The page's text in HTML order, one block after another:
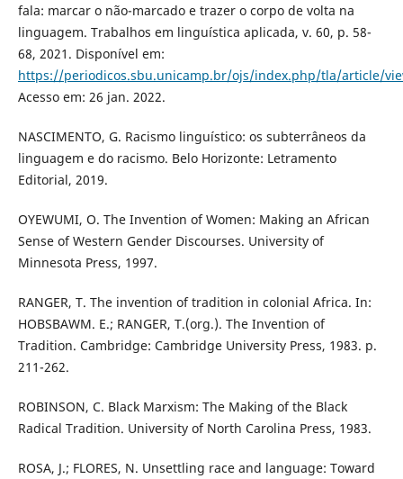
fala: marcar o não-marcado e trazer o corpo de volta na
linguagem. Trabalhos em linguística aplicada, v. 60, p. 58-
68, 2021. Disponível em:
https://periodicos.sbu.unicamp.br/ojs/index.php/tla/article/
Acesso em: 26 jan. 2022.
NASCIMENTO, G. Racismo linguístico: os subterrâneos da
linguagem e do racismo. Belo Horizonte: Letramento
Editorial, 2019.
OYEWUMI, O. The Invention of Women: Making an African
Sense of Western Gender Discourses. University of
Minnesota Press, 1997.
RANGER, T. The invention of tradition in colonial Africa. In:
HOBSBAWM. E.; RANGER, T.(org.). The Invention of
Tradition. Cambridge: Cambridge University Press, 1983. p.
211-262.
ROBINSON, C. Black Marxism: The Making of the Black
Radical Tradition. University of North Carolina Press, 1983.
ROSA, J.; FLORES, N. Unsettling race and language: Toward